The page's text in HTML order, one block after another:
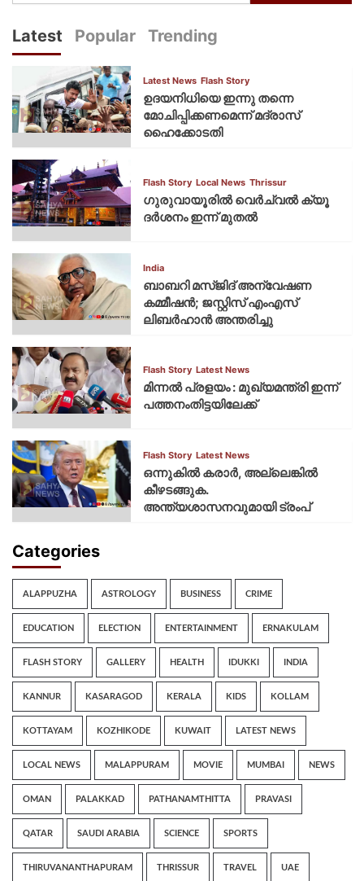
Latest Popular Trending
Latest News Flash Story
ഉദയനിധിയെ ഇന്നു തന്നെ
മോചിപ്പിക്കണമെന്ന് മദ്രാസ്
ഹൈക്കോടതി
Flash Story Local News Thrissur
ഗുരുവായൂരില്‍ വെര്‍ച്വല്‍ ക്യൂ
ദര്‍ശനം ഇന്ന് മുതല്‍
India
ബാബറി മസ്ജിദ് അന്വേഷണ
കമ്മീഷന്‍; ജസ്റ്റിസ് എംഎസ്
ലിബര്‍ഹാന്‍ അന്തരിച്ചു
Flash Story Latest News
മിന്നല്‍ പ്രളയം : മുഖ്യമന്ത്രി ഇന്ന്
പത്തനംതിട്ടയിലേക്ക്
Flash Story Latest News
ഒന്നുകില്‍ കരാര്‍, അല്ലെങ്കില്‍
കീഴടങ്ങുക.
അന്ത്യശാസനവുമായി ട്രംപ്
Categories
ALAPPUZHA ASTROLOGY BUSINESS CRIME
EDUCATION ELECTION ENTERTAINMENT ERNAKULAM
FLASH STORY GALLERY HEALTH IDUKKI INDIA
KANNUR KASARAGOD KERALA KIDS KOLLAM
KOTTAYAM KOZHIKODE KUWAIT LATEST NEWS
LOCAL NEWS MALAPPURAM MOVIE MUMBAI NEWS
OMAN PALAKKAD PATHANAMTHITTA PRAVASI
QATAR SAUDI ARABIA SCIENCE SPORTS
THIRUVANANTHAPURAM THRISSUR TRAVEL UAE